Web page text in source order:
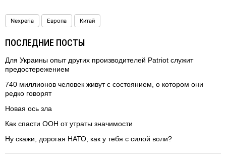
Nexperia Европа Китай
ПОСЛЕДНИЕ ПОСТЫ
Для Украины опыт других производителей Patriot служит
предостережением
740 миллионов человек живут с состоянием, о котором они
редко говорят
Новая ось зла
Как спасти ООН от утраты значимости
Ну скажи, дорогая НАТО, как у тебя с силой воли?